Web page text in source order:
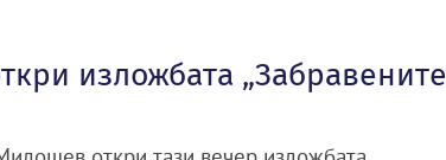
изложбата „Забравените